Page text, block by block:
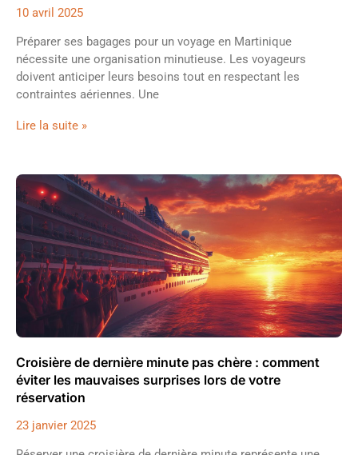
10 avril 2025
Préparer ses bagages pour un voyage en Martinique
nécessite une organisation minutieuse. Les voyageurs
doivent anticiper leurs besoins tout en respectant les
contraintes aériennes. Une
Lire la suite »
Croisière de dernière minute pas chère : comment
éviter les mauvaises surprises lors de votre
réservation
23 janvier 2025